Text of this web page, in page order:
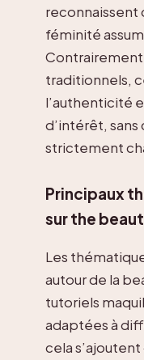
reconnaissent
féminité
Contrairement
traditionnels,
l’authenticité
d’intérêt,
strictement
Principaux
sur the
Les
autour de la
tutoriels
adaptées à
cela